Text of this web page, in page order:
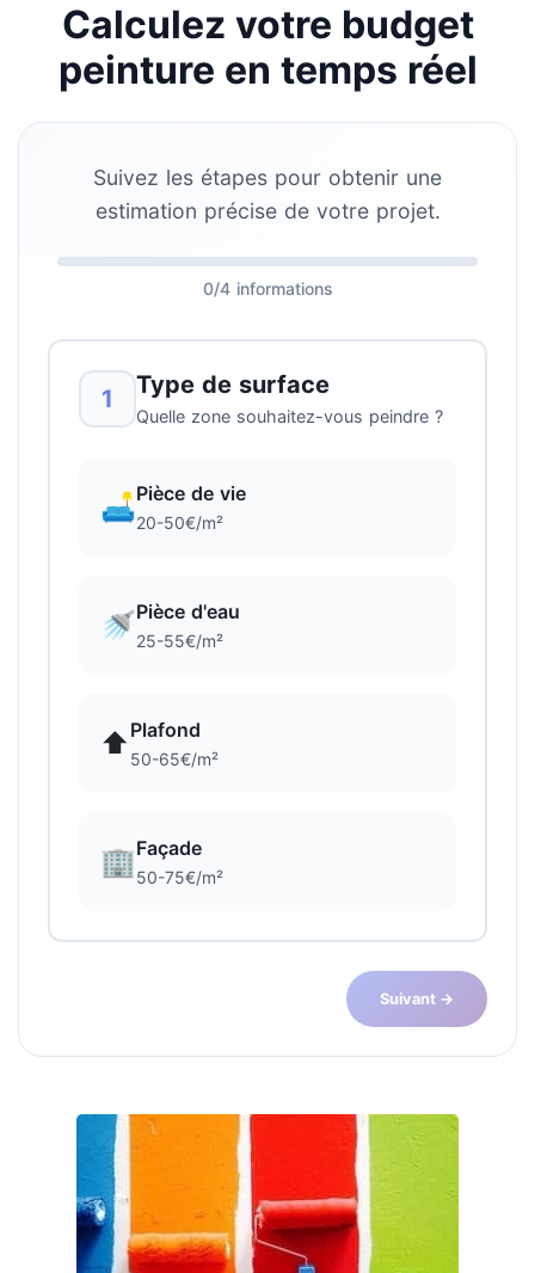
Calculez votre budget
peinture en temps réel
Suivez les étapes pour obtenir une
estimation précise de votre projet.
0/4 informations
1 Type de surface
Quelle zone souhaitez-vous peindre ?
🛋️Pièce de vie
20-50€/m²
🚿Pièce d'eau
25-55€/m²
⬆️ Plafond
50-65€/m²
🏢Façade
50-75€/m²
Suivant →